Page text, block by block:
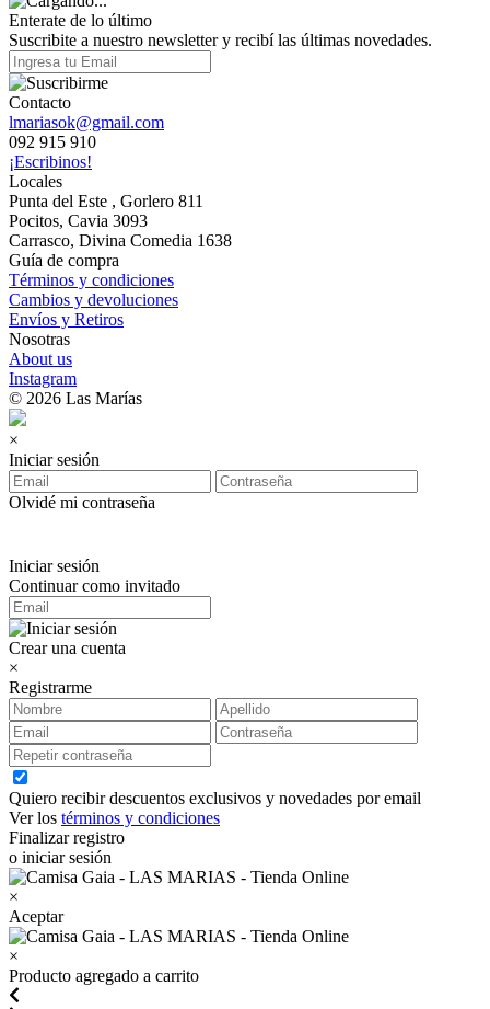
Enterate de lo último
Suscribite a nuestro newsletter y recibí las últimas novedades.
Contacto
lmariasok@gmail.com
092 915 910
¡Escribinos!
Locales
Punta del Este , Gorlero 811
Pocitos, Cavia 3093
Carrasco, Divina Comedia 1638
Guía de compra
Términos y condiciones
Cambios y devoluciones
Envíos y Retiros
Nosotras
About us
Instagram
© 2026 Las Marías
×
Iniciar sesión
Olvidé mi contraseña
Iniciar sesión
Continuar como invitado
Crear una cuenta
×
Registrarme
Quiero recibir descuentos exclusivos y novedades por email
Ver los términos y condiciones
Finalizar registro
o iniciar sesión
×
Aceptar
×
Producto agregado a carrito